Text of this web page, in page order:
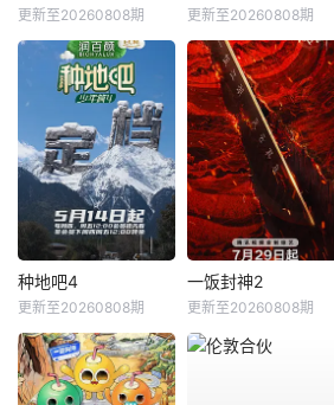
更新至20260808期 更新至20260808期
种地吧4
更新至20260808期
一饭封神2
更新至20260808期